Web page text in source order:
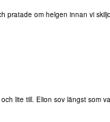
pratade om helgen innan vi
lite till. Elion sov längst som